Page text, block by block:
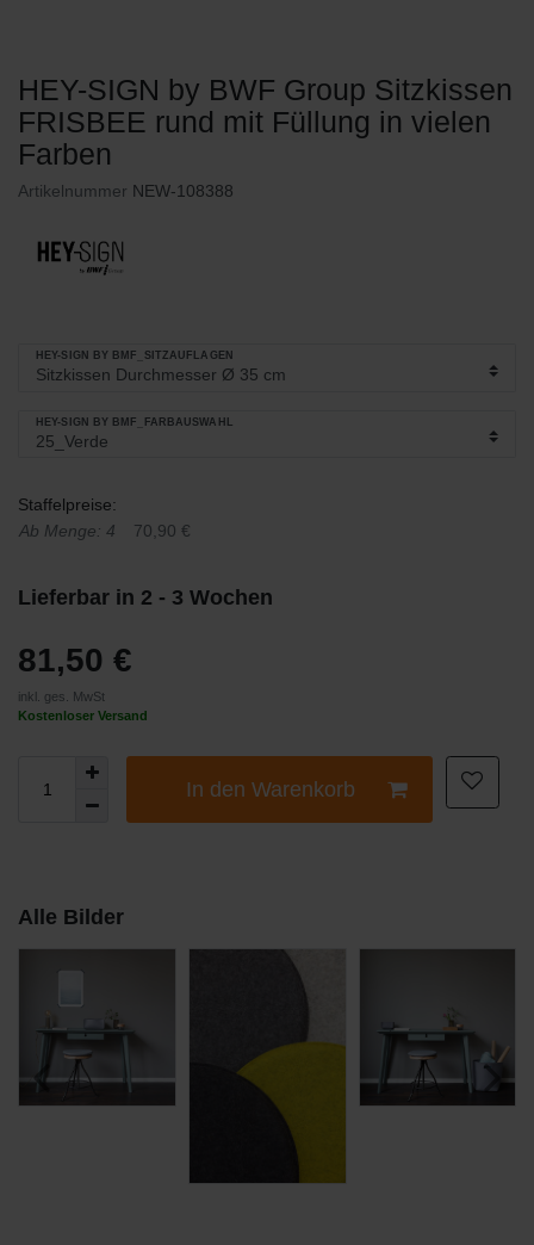
HEY-SIGN by BWF Group Sitzkissen
FRISBEE rund mit Füllung in vielen
Farben
Artikelnummer NEW-108388
HEY-SIGN BY BMF_SITZAUFLAGEN
HEY-SIGN BY BMF_FARBAUSWAHL
Staffelpreise:
Ab Menge: 4
70,90 €
Lieferbar in 2 - 3 Wochen
81,50 €
inkl. ges. MwSt
Kostenloser Versand
In den Warenkorb
Alle Bilder